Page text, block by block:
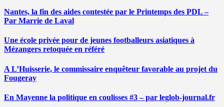
Nantes, la fin des aides contestée par le Printemps des PDL –
Par Marrie de Laval
Une école privée pour de jeunes footballeurs asiatiques à
Mézangers retoquée en référé
A L’Huisserie, le commissaire enquêteur favorable au projet du
Fougeray
En Mayenne la politique en coulisses #3 – par leglob-journal.fr